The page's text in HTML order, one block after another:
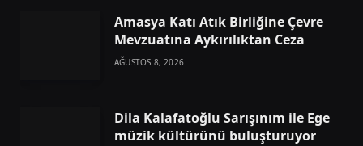
Amasya Katı Atık Birliğine Çevre
Mevzuatına Aykırılıktan Ceza
AĞUSTOS 8, 2026
Dila Kalafatoğlu Sarışınım ile Ege
müzik kültürünü buluşturuyor